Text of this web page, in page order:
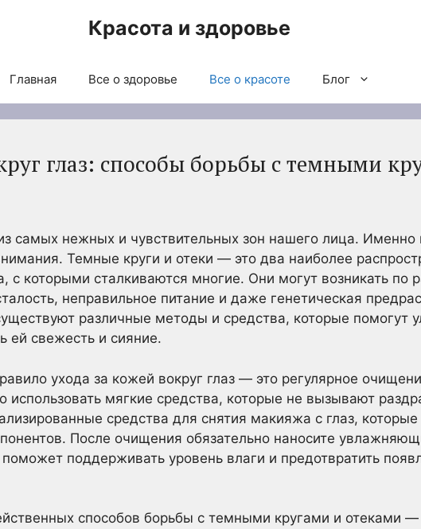
Красота и здоровье
Главная Все о здоровье Все о красоте Блог
глаз: способы борьбы с темными
самых нежных и чувствительных зон нашего лица. Именно
Темные круги и отеки — это два наиболее
с которыми сталкиваются многие. Они могут возникать по
неправильное питание и даже генетическая
различные методы и средства, которые помогут
ей свежесть и сияние.
ухода за кожей вокруг глаз — это регулярное
мягкие средства, которые не вызывают
средства для снятия макияжа с глаз,
После очищения обязательно наносите
поддерживать уровень влаги и предотвратить
способов борьбы с темными кругами и отеками —